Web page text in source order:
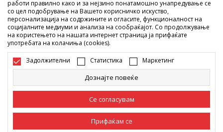
нови производи!
Промена
работи правилно како и за нејзино понатамошно унапредување се
со цел подобрување на Вашето корисничко искуство,
персонализација на содржините и огласите, функционалност на
социјалните медиуми и анализа на сообраќајот. Со продолжување
на користењето на нашата интернет страница ја прифаќате
употребата на колачиња (cookies).
Задолжителни Статистика Маркетинг
Дознајте повеќе
Се согласувам
Прифаќам се